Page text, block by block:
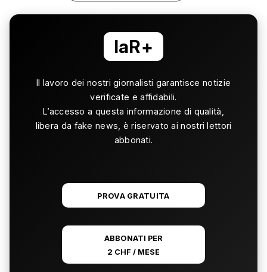
laR+
Il lavoro dei nostri giornalisti garantisce notizie
verificate e affidabili.
L’accesso a questa informazione di qualità,
libera da fake news, è riservato ai nostri lettori
abbonati.
PROVA GRATUITA
ABBONATI PER
2 CHF / MESE